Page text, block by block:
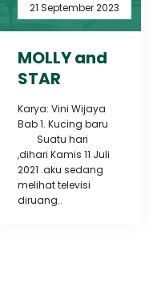
21 September 2023
MOLLY and
STAR
Karya: Vini Wijaya
Bab 1. Kucing baru
Suatu hari
,dihari Kamis 11 Juli
2021 .aku sedang
melihat televisi
diruang..